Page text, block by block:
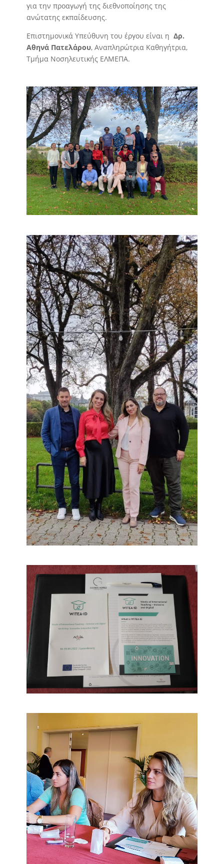
για την προαγωγή της διεθνοποίησης της
ανώτατης εκπαίδευσης.
Επιστημονικά Υπεύθυνη του έργου είναι η Δρ.
Αθηνά Πατελάρου, Αναπληρώτρια Καθηγήτρια,
Τμήμα Νοσηλευτικής ΕΛΜΕΠΑ.